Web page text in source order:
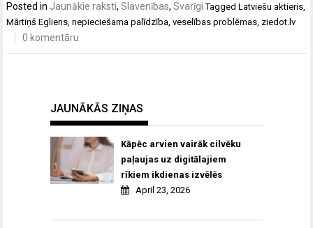
Posted in Jaunākie raksti,Slavenības,Svarīgi TaggedLatviešu aktieris,
Mārtiņš Egliens,nepieciešama palīdzība,veselības problēmas, ziedot.lv
0 komentāru
JAUNĀKĀS ZIŅAS
Kāpēc arvien vairāk cilvēku
paļaujas uz digitālajiem
rīkiem ikdienas izvēlēs
April 23, 2026